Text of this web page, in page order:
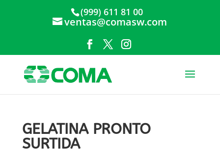
(999) 611 81 00
ventas@comasw.com
GELATINA PRONTO
SURTIDA